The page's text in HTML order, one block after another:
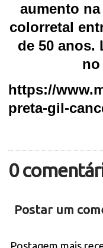
aumento
colorretal
de 50 anos.
https://
preta-gil-
0
Postar um